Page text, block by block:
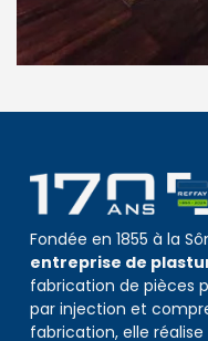
Fondée en 1855 à la
entreprise de
fabrication de pièces
par injection et
fabrication, elle